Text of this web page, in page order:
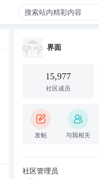
界面
15,977
社区成员
发帖 与我相关
社区管理员